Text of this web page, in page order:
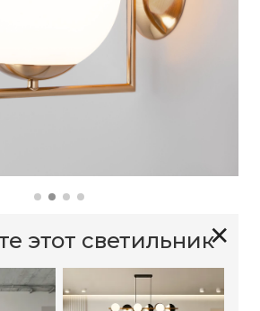
✕
этот светильник